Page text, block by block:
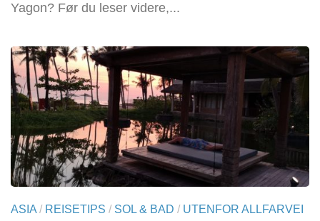
Yagon? Før du leser videre,...
ASIA / REISETIPS / SOL & BAD / UTENFOR ALLFARVEI